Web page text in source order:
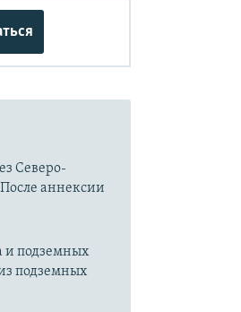
Северо-
аннексии
и подземных
подземных